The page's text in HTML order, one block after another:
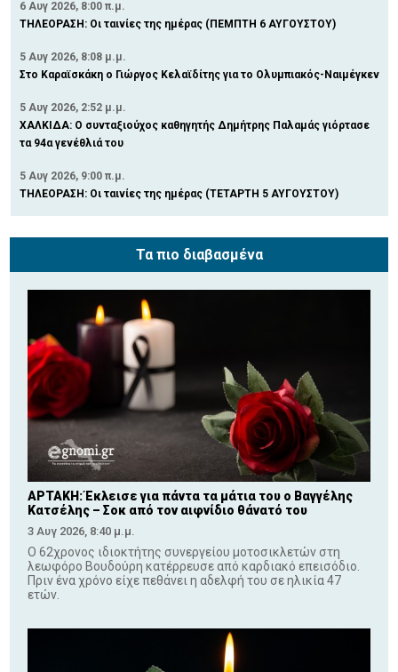
6 Αυγ 2026, 8:00 π.μ.
ΤΗΛΕΟΡΑΣΗ: Οι ταινίες της ημέρας (ΠΕΜΠΤΗ 6 ΑΥΓΟΥΣΤΟΥ)
5 Αυγ 2026, 8:08 μ.μ.
Στο Καραϊσκάκη ο Γιώργος Κελαϊδίτης για το Ολυμπιακός-Ναιμέγκεν
5 Αυγ 2026, 2:52 μ.μ.
ΧΑΛΚΙΔΑ: Ο συνταξιούχος καθηγητής Δημήτρης Παλαμάς γιόρτασε
τα 94α γενέθλιά του
5 Αυγ 2026, 9:00 π.μ.
ΤΗΛΕΟΡΑΣΗ: Οι ταινίες της ημέρας (ΤΕΤΑΡΤΗ 5 ΑΥΓΟΥΣΤΟΥ)
Τα πιο διαβασμένα
ΑΡΤΑΚΗ: Έκλεισε για πάντα τα μάτια του ο Βαγγέλης
Κατσέλης – Σοκ από τον αιφνίδιο θάνατό του
3 Αυγ 2026, 8:40 μ.μ.
Ο 62χρονος ιδιοκτήτης συνεργείου μοτοσικλετών στη
λεωφόρο Βουδούρη κατέρρευσε από καρδιακό επεισόδιο.
Πριν ένα χρόνο είχε πεθάνει η αδελφή του σε ηλικία 47
ετών.